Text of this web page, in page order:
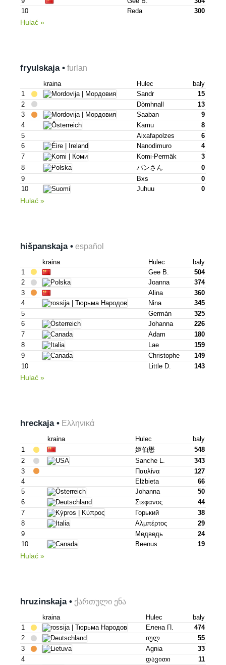
10
Reda 300
Hulać »
fryulskaja • furlan
kraina Hulec
bały
1
Sandr
15
2
Dòmhnall
13
3
Saaban
9
4
Kamu
8
5
Aixafapolzes
6
6
Nanodimuro
4
7
Komi-Permäk
3
8
パンさん
0
9
Bxs
0
10
Juhuu 0
Hulać »
hišpanskaja • español
kraina Hulec
bały
1
Gee B.
504
2
Joanna
374
3
Alina
360
4
Nina
345
5
Germán
325
6
Johanna
226
7
Adam
180
8
Lae
159
9
Christophe
149
10
Little D. 143
Hulać »
hreckaja • Ελληνικά
kraina Hulec
bały
1
姬伯懋
548
2
Sanche L.
343
3
Παυλίνα
127
4
Elżbieta
66
5
Johanna
50
6
Στεφανος
44
7
Горький
38
8
Αλμπέρτος
29
9
Медведь
24
10
Beenus 19
Hulać »
hruzinskaja • ქართული ენა
kraina Hulec
bały
1
Елена П.
474
2
Იულ
55
3
Agnia
33
4
Დავითი
11